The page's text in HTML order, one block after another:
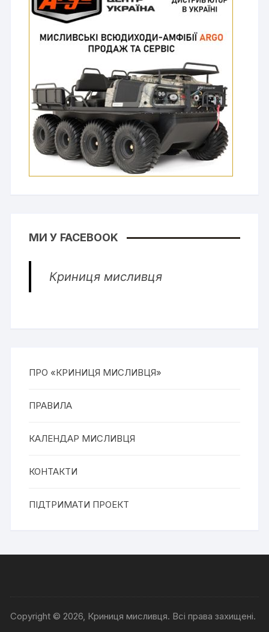
МИ У FACEBOOK
Криниця мисливця
ПРО «КРИНИЦЯ МИСЛИВЦЯ»
ПРАВИЛА
КАЛЕНДАР МИСЛИВЦЯ
КОНТАКТИ
ПІДТРИМАТИ ПРОЕКТ
Copyright © 2026, Криниця мисливця. Всі права захищені.